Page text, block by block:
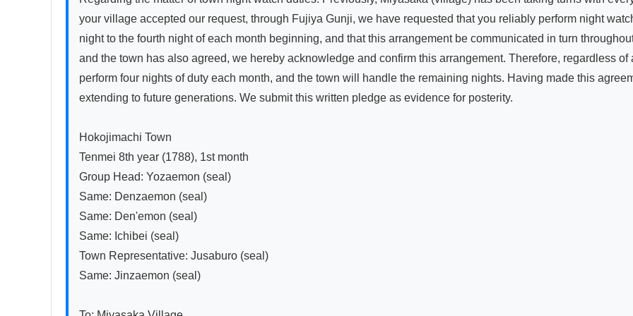
your village accepted our request, through Fujiya Gunji, we have requested that you reliably perform night
night to the fourth night of each month beginning, and that this arrangement be communicated in turn
and the town has also agreed, we hereby acknowledge and confirm this arrangement. Therefore, regardless
perform four nights of duty each month, and the town will handle the remaining nights. Having made this
extending to future generations. We submit this written pledge as evidence for posterity.
Hokojimachi Town
Tenmei 8th year (1788), 1st month
Group Head: Yozaemon (seal)
Same: Denzaemon (seal)
Same: Den'emon (seal)
Same: Ichibei (seal)
Town Representative: Jusaburo (seal)
Same: Jinzaemon (seal)